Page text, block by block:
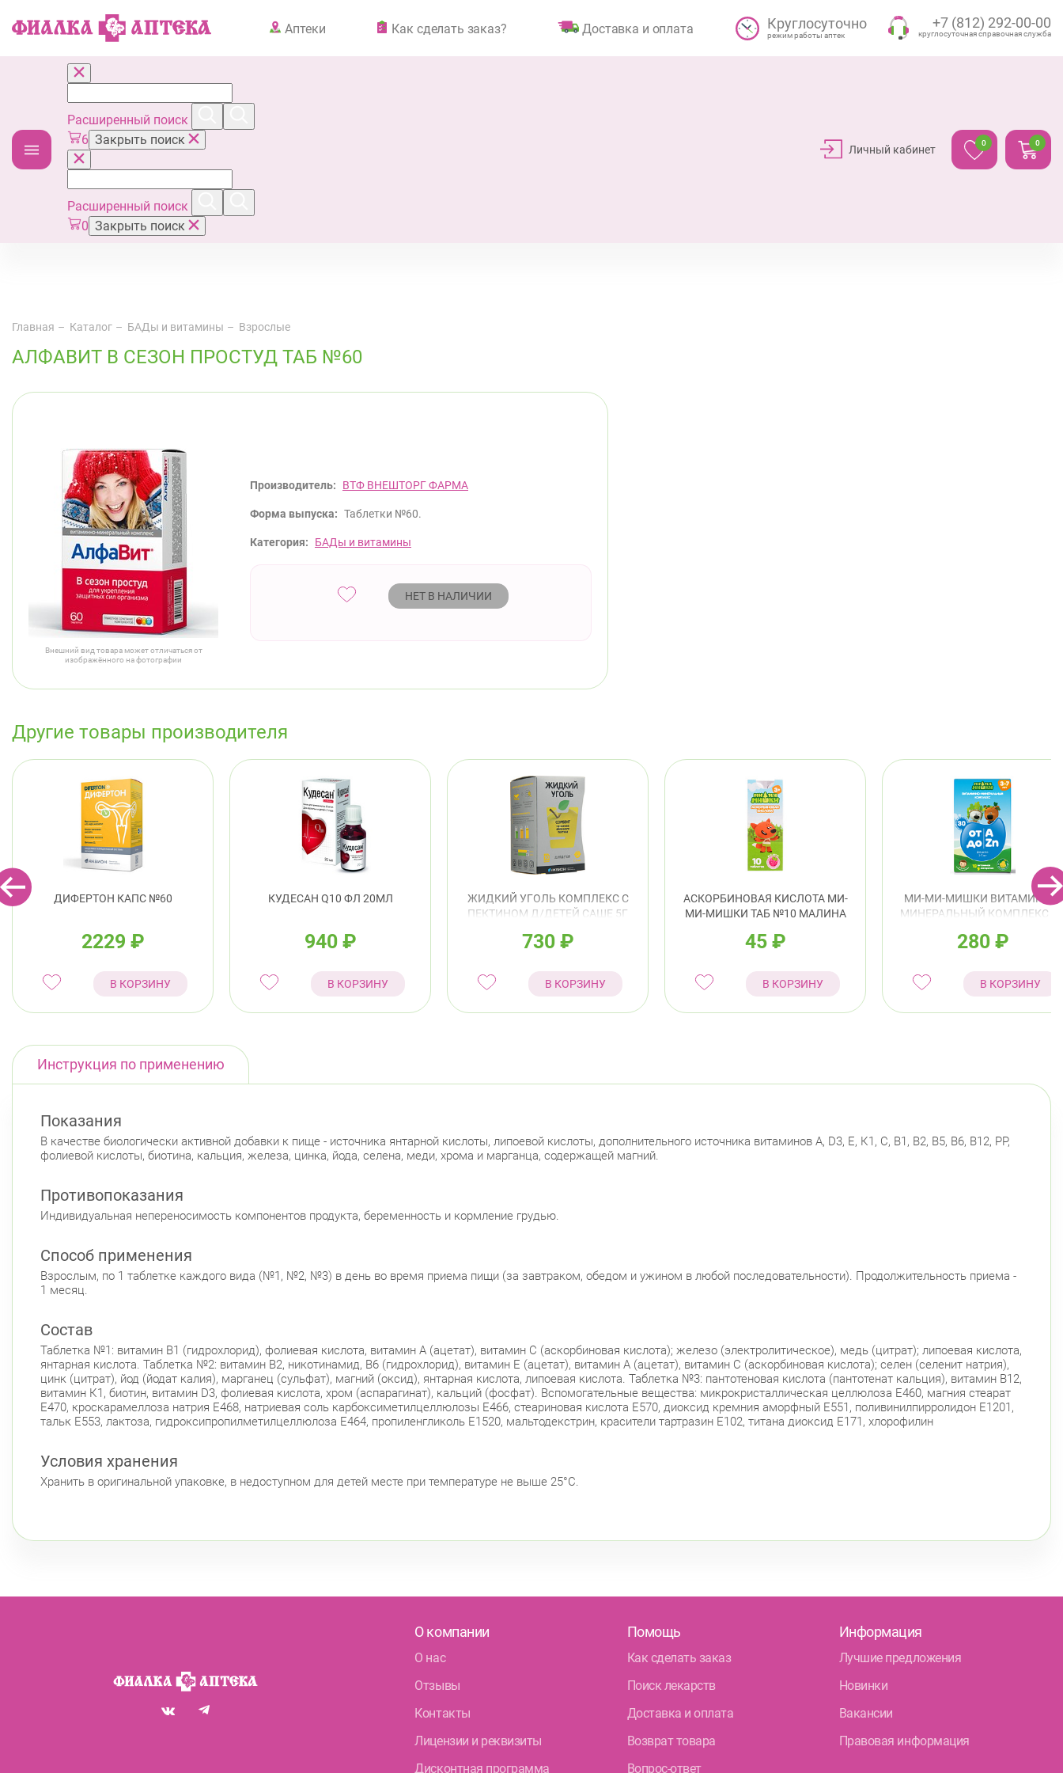
Аптеки Как сделать заказ? Доставка и оплата Круглосуточно
режим работы аптек
+7 (812) 292-00-00
круглосуточная справочная служба
Расширенный поиск
6 Закрыть поиск
Расширенный поиск
0 Закрыть поиск
Личный кабинет
0 0
Главная Каталог БАДы и витамины Взрослые
АЛФАВИТ В СЕЗОН ПРОСТУД ТАБ №60
Внешний вид товара может отличаться от
изображённого на фотографии
Производитель: ВТФ ВНЕШТОРГ ФАРМА
Форма выпуска: Таблетки №60.
Категория: БАДы и витамины
НЕТ В НАЛИЧИИ
Другие товары производителя
ДИФЕРТОН КАПС №60
2229 ₽
В КОРЗИНУ
КУДЕСАН Q10 ФЛ 20МЛ
940 ₽
В КОРЗИНУ
ЖИДКИЙ УГОЛЬ КОМПЛЕКС С
ПЕКТИНОМ Д/ДЕТЕЙ САШЕ 5Г
730 ₽
В КОРЗИНУ
АСКОРБИНОВАЯ КИСЛОТА МИ-
МИ-МИШКИ ТАБ №10 МАЛИНА
45 ₽
В КОРЗИНУ
МИ-МИ-МИШКИ ВИТАМИННО-
МИНЕРАЛЬНЫЙ КОМПЛЕКС
ЖЕВАТЕЛЬНЫЕ №30
280 ₽
В КОРЗИНУ
Инструкция по применению
Показания
В качестве биологически активной добавки к пище - источника янтарной кислоты, липоевой кислоты, дополнительного источника витаминов А, D3, Е, К1, С, В1, В2, В5, В6, В12, РР,
фолиевой кислоты, биотина, кальция, железа, цинка, йода, селена, меди, хрома и марганца, содержащей магний.
Противопоказания
Индивидуальная непереносимость компонентов продукта, беременность и кормление грудью.
Способ применения
Взрослым, по 1 таблетке каждого вида (№1, №2, №3) в день во время приема пищи (за завтраком, обедом и ужином в любой последовательности). Продолжительность приема -
1 месяц.
Состав
Таблетка №1: витамин В1 (гидрохлорид), фолиевая кислота, витамин А (ацетат), витамин С (аскорбиновая кислота); железо (электролитическое), медь (цитрат); липоевая кислота,
янтарная кислота. Таблетка №2: витамин В2, никотинамид, В6 (гидрохлорид), витамин Е (ацетат), витамин А (ацетат), витамин С (аскорбиновая кислота); cелен (селенит натрия),
цинк (цитрат), йод (йодат калия), марганец (сульфат), магний (оксид), янтарная кислота, липоевая кислота. Таблетка №3: пантотеновая кислота (пантотенат кальция), витамин В12,
витамин К1, биотин, витамин D3, фолиевая кислота, хром (аспарагинат), кальций (фосфат). Вспомогательные вещества: микрокристаллическая целлюлоза Е460, магния стеарат
Е470, кроскарамеллоза натрия Е468, натриевая соль карбоксиметилцеллюлозы Е466, стеариновая кислота Е570, диоксид кремния аморфный Е551, поливинилпирролидон Е1201,
тальк Е553, лактоза, гидроксипропилметилцеллюлоза Е464, пропиленгликоль Е1520, мальтодекстрин, красители тартразин Е102, титана диоксид Е171, хлорофилин
Условия хранения
Хранить в оригинальной упаковке, в недоступном для детей месте при температуре не выше 25°С.
О компании
О нас
Отзывы
Контакты
Лицензии и реквизиты
Дисконтная программа
Помощь
Как сделать заказ
Поиск лекарств
Доставка и оплата
Возврат товара
Вопрос-ответ
Информация
Лучшие предложения
Новинки
Вакансии
Правовая информация